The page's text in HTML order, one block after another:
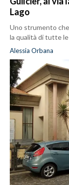
Lago
Uno strumento
la qualità di tutte
Alessia Orbana